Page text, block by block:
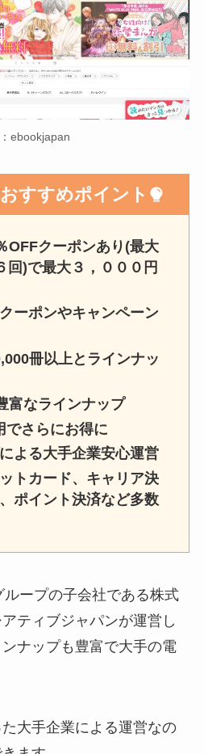
ebookjapan
すすめポイント
OFFクーポンあり(最大
回)で最大３，０００円
ーポンやキャンペーン
冊以上とラインナッ
富なラインナップ
でさらにお得に
よる大手企業安心運営
トカード、キャリア決
ポイント決済など多数
ープの子会社である株式
ティブジャパンが運営し
ナップも豊富で大手の電
大手企業による運営なの